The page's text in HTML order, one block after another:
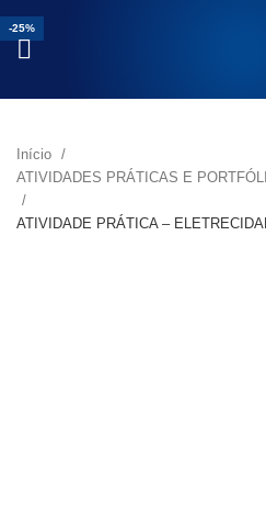
Início
ATIVIDADES PRÁTICAS E
ATIVIDADE PRÁTICA –
-25%
-18%
-25%
-25%
-18%
-25%
-25%